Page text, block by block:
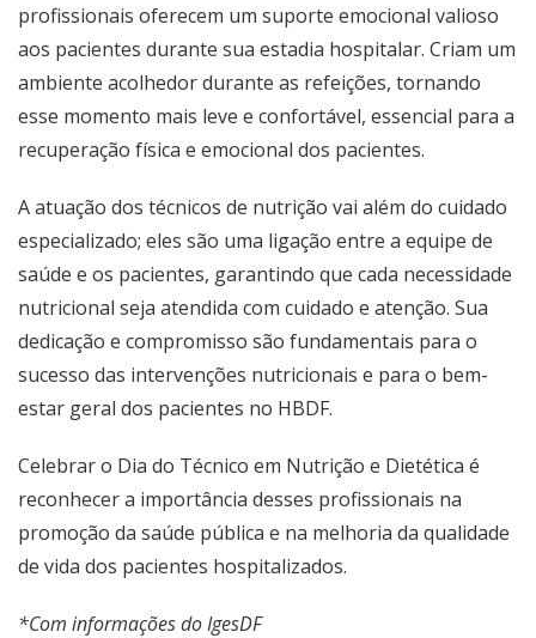
profissionais oferecem um suporte emocional valioso
aos pacientes durante sua estadia hospitalar. Criam um
ambiente acolhedor durante as refeições, tornando
esse momento mais leve e confortável, essencial para a
recuperação física e emocional dos pacientes.
A atuação dos técnicos de nutrição vai além do cuidado
especializado; eles são uma ligação entre a equipe de
saúde e os pacientes, garantindo que cada necessidade
nutricional seja atendida com cuidado e atenção. Sua
dedicação e compromisso são fundamentais para o
sucesso das intervenções nutricionais e para o bem-
estar geral dos pacientes no HBDF.
Celebrar o Dia do Técnico em Nutrição e Dietética é
reconhecer a importância desses profissionais na
promoção da saúde pública e na melhoria da qualidade
de vida dos pacientes hospitalizados.
*Com informações do IgesDF